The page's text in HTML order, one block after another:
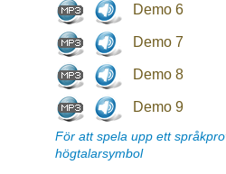
Demo 6
Demo 7
Demo 8
Demo 9
För att spela upp ett
högtalarsymbol